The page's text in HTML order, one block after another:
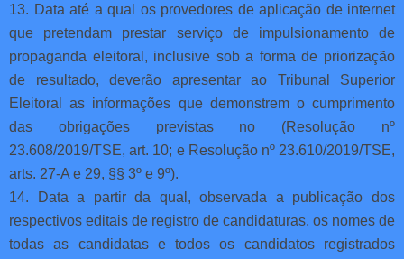
13. Data até a qual os provedores de aplicação de internet
que pretendam prestar serviço de impulsionamento de
propaganda eleitoral, inclusive sob a forma de priorização
de resultado, deverão apresentar ao Tribunal Superior
Eleitoral as informações que demonstrem o cumprimento
das obrigações previstas no (Resolução nº
23.608/2019/TSE, art. 10; e Resolução nº 23.610/2019/TSE,
arts. 27-A e 29, §§ 3º e 9º).
14. Data a partir da qual, observada a publicação dos
respectivos editais de registro de candidaturas, os nomes de
todas as candidatas e todos os candidatos registrados